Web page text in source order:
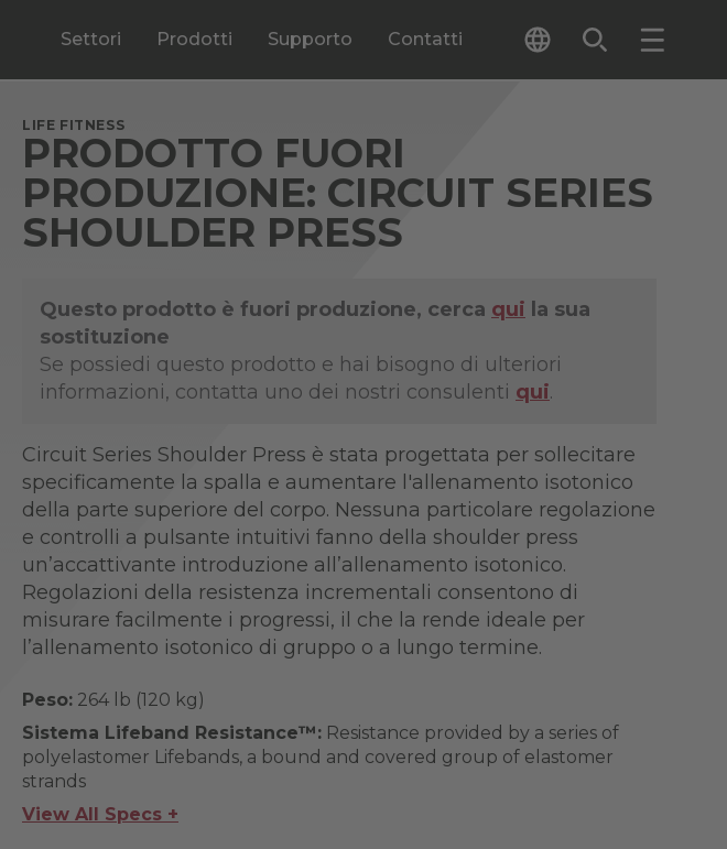
Settori Prodotti Supporto Contatti
LIFE FITNESS
PRODOTTO FUORI
PRODUZIONE: CIRCUIT SERIES
SHOULDER PRESS
Questo prodotto è fuori produzione, cerca qui la sua
sostituzione
Se possiedi questo prodotto e hai bisogno di ulteriori
informazioni, contatta uno dei nostri consulenti qui.
Circuit Series Shoulder Press è stata progettata per sollecitare
specificamente la spalla e aumentare l'allenamento isotonico
della parte superiore del corpo. Nessuna particolare regolazione
e controlli a pulsante intuitivi fanno della shoulder press
un’accattivante introduzione all’allenamento isotonico.
Regolazioni della resistenza incrementali consentono di
misurare facilmente i progressi, il che la rende ideale per
l’allenamento isotonico di gruppo o a lungo termine.
Peso: 264 lb (120 kg)
Sistema Lifeband Resistance™: Resistance provided by a series of
polyelastomer Lifebands, a bound and covered group of elastomer
strands
View All Specs +